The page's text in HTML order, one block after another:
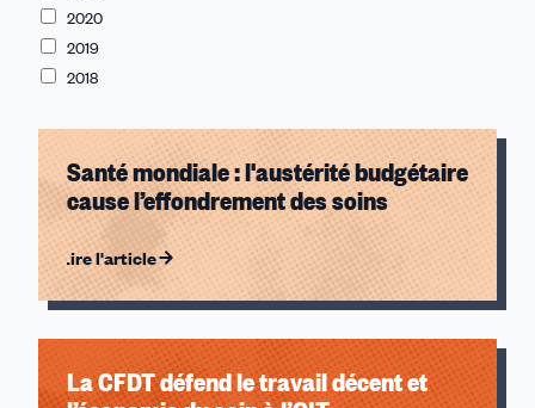
2020
2019
2018
Santé mondiale : l'austérité budgétaire
cause l’effondrement des soins
Lire l'article
La CFDT défend le travail décent et